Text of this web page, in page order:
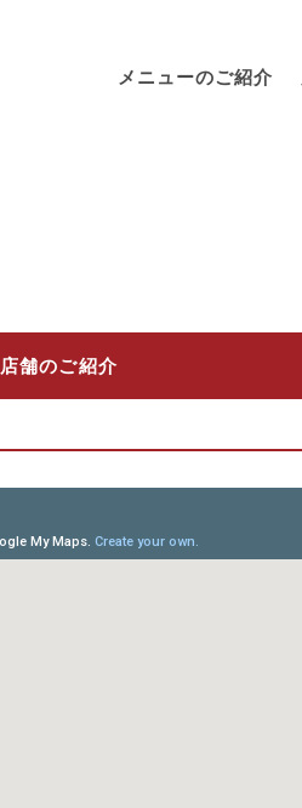
メニューのご紹介
店舗のご紹介